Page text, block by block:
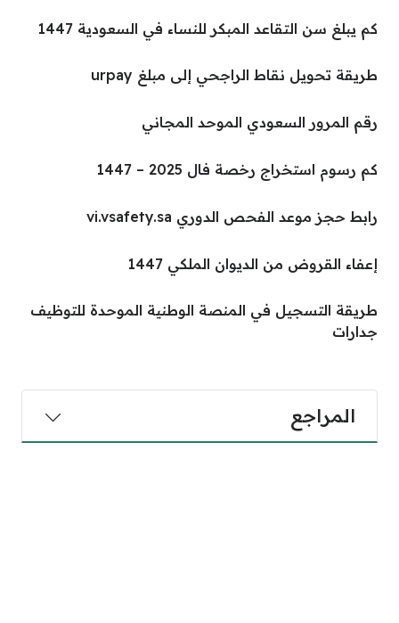
كم يبلغ سن التقاعد المبكر للنساء في السعودية 1447
طريقة تحويل نقاط الراجحي إلى مبلغ urpay
رقم المرور السعودي الموحد المجاني
كم رسوم استخراج رخصة فال 2025 – 1447
رابط حجز موعد الفحص الدوري vi.vsafety.sa
إعفاء القروض من الديوان الملكي 1447
طريقة التسجيل في المنصة الوطنية الموحدة للتوظيف
جدارات
المراجع